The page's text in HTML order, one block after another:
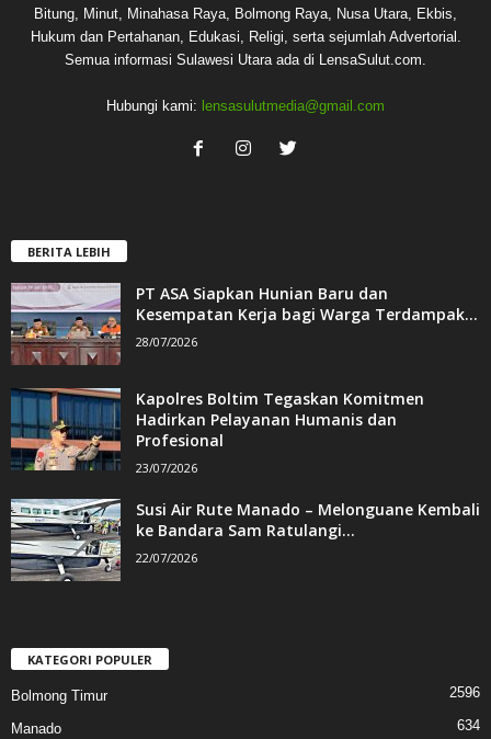
Bitung, Minut, Minahasa Raya, Bolmong Raya, Nusa Utara, Ekbis,
Hukum dan Pertahanan, Edukasi, Religi, serta sejumlah Advertorial.
Semua informasi Sulawesi Utara ada di LensaSulut.com.
Hubungi kami: lensasulutmedia@gmail.com
BERITA LEBIH
PT ASA Siapkan Hunian Baru dan
Kesempatan Kerja bagi Warga Terdampak...
28/07/2026
Kapolres Boltim Tegaskan Komitmen
Hadirkan Pelayanan Humanis dan
Profesional
23/07/2026
Susi Air Rute Manado – Melonguane Kembali
ke Bandara Sam Ratulangi...
22/07/2026
KATEGORI POPULER
Bolmong Timur 2596
Manado 634